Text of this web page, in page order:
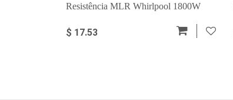
Resistência MLR Whirlpool 1800W
$ 17.53